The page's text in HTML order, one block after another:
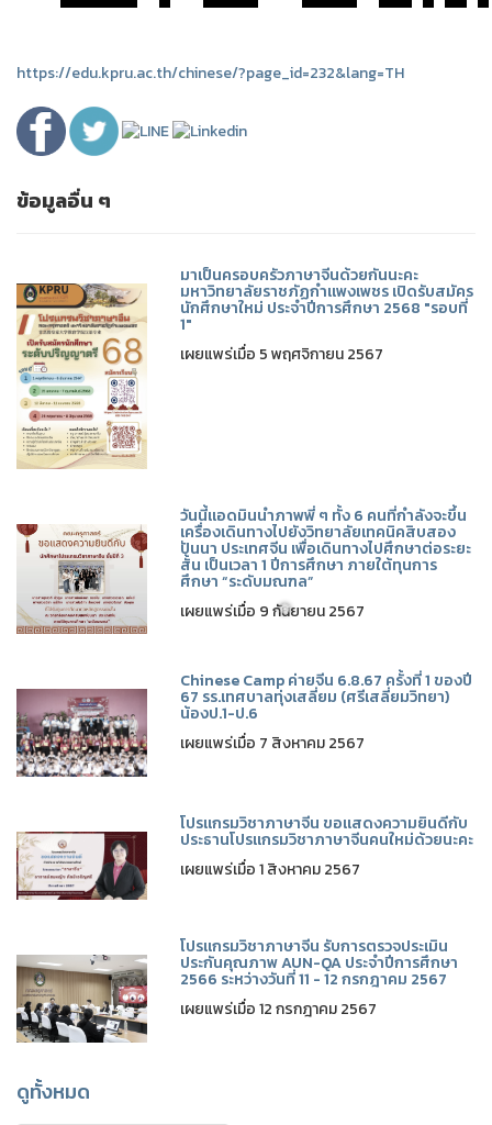
https://edu.kpru.ac.th/chinese/?page_id=232&lang=TH
ข้อมูลอื่น ๆ
มาเป็นครอบครัวภาษาจีนด้วยกันนะคะ
มหาวิทยาลัยราชภัฏกำแพงเพชร เปิดรับสมัคร
นักศึกษาใหม่ ประจำปีการศึกษา 2568 "รอบที่
1"
เผยแพร่เมื่อ 5 พฤศจิกายน 2567
วันนี้แอดมินนำภาพพี่ ๆ ทั้ง 6 คนที่กำลังจะขึ้น
เครื่องเดินทางไปยังวิทยาลัยเทคนิคสิบสอง
ปันนา ประเทศจีน เพื่อเดินทางไปศึกษาต่อระยะ
สั้น เป็นเวลา 1 ปีการศึกษา ภายใต้ทุนการ
ศึกษา “ระดับมณฑล”
เผยแพร่เมื่อ 9 กันยายน 2567
Chinese Camp ค่ายจีน 6.8.67 ครั้งที่ 1 ของปี
67 รร.เทศบาลทุ่งเสลี่ยม (ศรีเสลี่ยมวิทยา)
น้องป.1-ป.6
เผยแพร่เมื่อ 7 สิงหาคม 2567
โปรแกรมวิชาภาษาจีน ขอแสดงความยินดีกับ
ประธานโปรแกรมวิชาภาษาจีนคนใหม่ด้วยนะคะ
เผยแพร่เมื่อ 1 สิงหาคม 2567
โปรแกรมวิชาภาษาจีน รับการตรวจประเมิน
ประกันคุณภาพ AUN-QA ประจำปีการศึกษา
2566 ระหว่างวันที่ 11 - 12 กรกฎาคม 2567
เผยแพร่เมื่อ 12 กรกฎาคม 2567
ดูทั้งหมด
❅